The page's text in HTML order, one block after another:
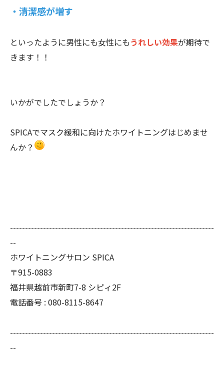
・清潔感が増す
といったように男性にも女性にもうれしい効果が期待で
きます！！
いかがでしたでしょうか？
SPICAでマスク緩和に向けたホワイトニングはじめませ
んか？
--------------------------------------------------------------------
--
ホワイトニングサロン SPICA
〒915-0883
福井県越前市新町7-8 シピィ2F
電話番号 : 080-8115-8647
--------------------------------------------------------------------
--